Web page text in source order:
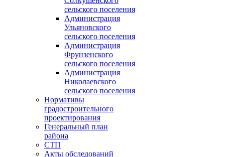
сельского поселения
Администрация
Ульяновского
сельского поселения
Администрация
Фрунзенского
сельского поселения
Администрация
Николаевского
сельского поселения
Нормативы
градостроительного
проектирования
Генеральный план
района
СТП
Акты обследований